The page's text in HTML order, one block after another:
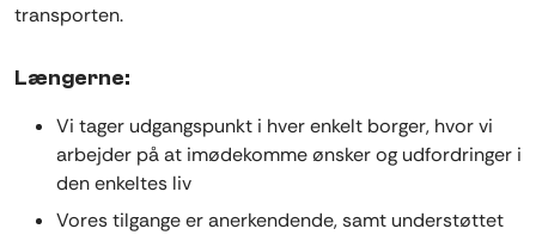
transporten.
Længerne:
Vi tager udgangspunkt i hver enkelt borger, hvor vi
arbejder på at imødekomme ønsker og udfordringer i
den enkeltes liv
Vores tilgange er anerkendende, samt understøttet